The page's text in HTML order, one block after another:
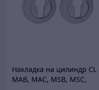
Накладка на цилиндр CL
MAB, MAC, MSB, MSC,